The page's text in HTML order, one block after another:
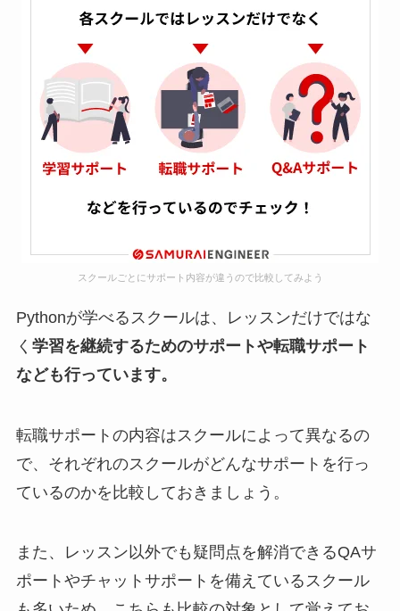
スクールごとにサポート内容が違うので比較してみよう
Pythonが学べるスクールは、レッスンだけではな
く 学習を継続するためのサポートや転職サポート
なども行っています。
転職サポートの内容はスクールによって異なるの
で、それぞれのスクールがどんなサポートを行っ
ているのかを比較しておきましょう。
また、レッスン以外でも疑問点を解消できるQAサ
ポートやチャットサポートを備えているスクール